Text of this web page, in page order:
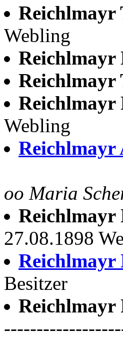
Reichlmayr
Webling
Reichlmayr
Reichlmayr
Webling
Reichlmayr
oo Maria
Reichlmayr
27.08.1898
Reichlmayr
Besitzer
Reichlmayr